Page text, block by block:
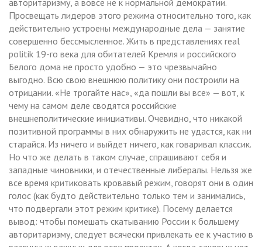
Просвещать лидеров этого режима относительно того, как
действительно устроены международные дела — занятие
совершенно бессмысленное. Жить в представлениях real
politik 19-го века для обитателей Кремля и российского
Белого дома не просто удобно — это чрезвычайно
выгодно. Всю свою внешнюю политику они построили на
отрицании. «Не трогайте нас», «да пошли вы все» — вот, к
чему на самом деле сводятся российские
внешнеполитические инициативы. Очевидно, что никакой
позитивной программы в них обнаружить не удастся, как ни
старайся. Из ничего и выйдет ничего, как говаривал классик.
Но что же делать в таком случае, спрашивают себя и
западные чиновники, и отечественные либералы. Нельзя же
все время критиковать кровавый режим, говорят они в один
голос (как будто действительно только тем и занимались,
что подвергали этот режим критике). Посему делается
вывод: чтобы помешать скатыванию России к большему
авторитаризму, следует всячески привлекать ее к участию в